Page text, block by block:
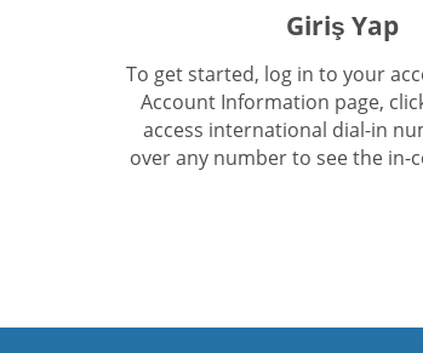
Giriş Yap
To get started, log in to your
Account Information page,
access international dial-in
over any number to see the in-